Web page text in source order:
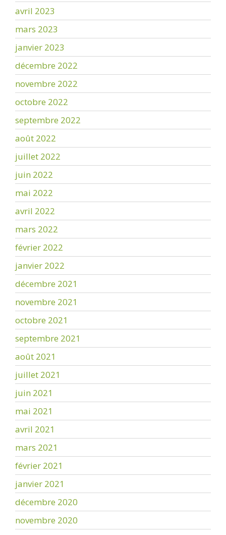
avril 2023
mars 2023
janvier 2023
décembre 2022
novembre 2022
octobre 2022
septembre 2022
août 2022
juillet 2022
juin 2022
mai 2022
avril 2022
mars 2022
février 2022
janvier 2022
décembre 2021
novembre 2021
octobre 2021
septembre 2021
août 2021
juillet 2021
juin 2021
mai 2021
avril 2021
mars 2021
février 2021
janvier 2021
décembre 2020
novembre 2020